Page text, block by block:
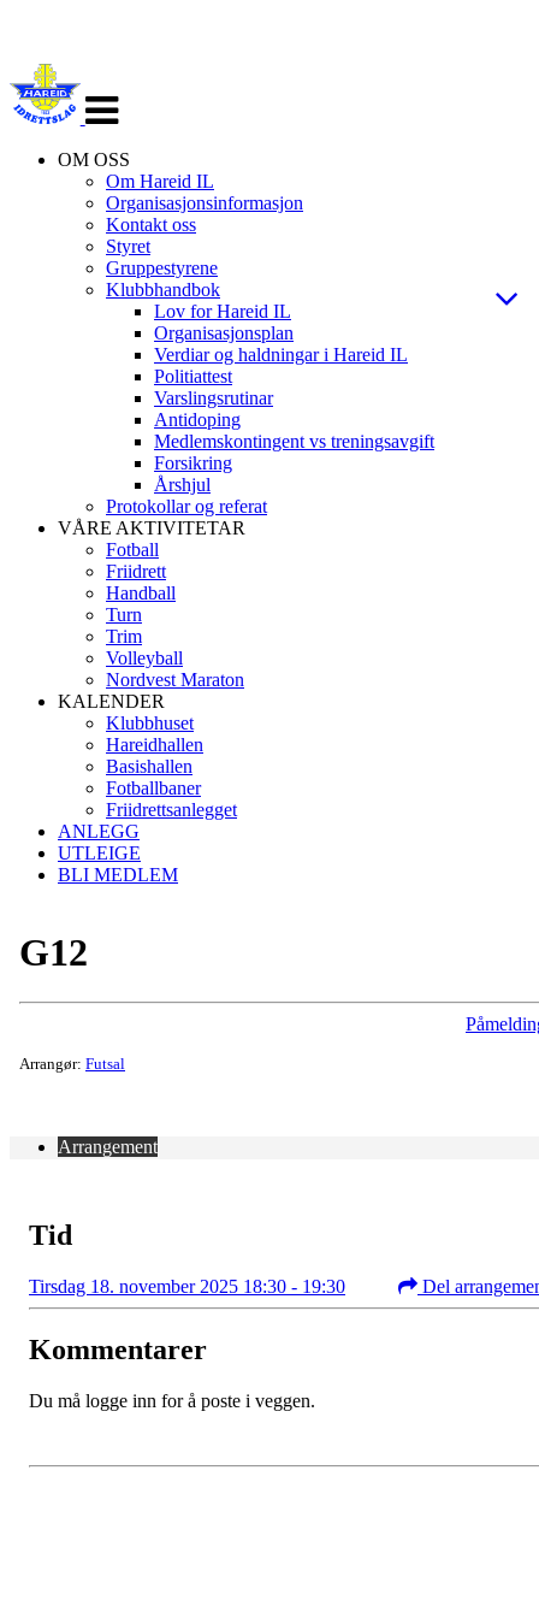
navigasjon
OM OSS
Om Hareid IL
Organisasjonsinformasjon
Kontakt oss
Styret
Gruppestyrene
Klubbhandbok
Lov for Hareid IL
Organisasjonsplan
Verdiar og haldningar i Hareid IL
Politiattest
Varslingsrutinar
Antidoping
Medlemskontingent vs treningsavgift
Forsikring
Årshjul
Protokollar og referat
VÅRE AKTIVITETAR
Fotball
Friidrett
Handball
Turn
Trim
Volleyball
Nordvest Maraton
KALENDER
Klubbhuset
Hareidhallen
Basishallen
Fotballbaner
Friidrettsanlegget
ANLEGG
UTLEIGE
BLI MEDLEM
G12
Arrangør: Futsal
Arrangement
Tid
Tirsdag 18. november 2025 18:30 - 19:30 Del
Kommentarer
Du må logge inn for å poste i veggen.